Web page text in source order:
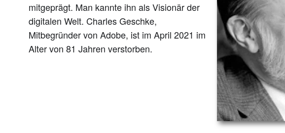
mitgeprägt. Man kannte ihn als Visionär der
digitalen Welt. Charles Geschke,
Mitbegründer von Adobe, ist im April 2021 im
Alter von 81 Jahren verstorben.